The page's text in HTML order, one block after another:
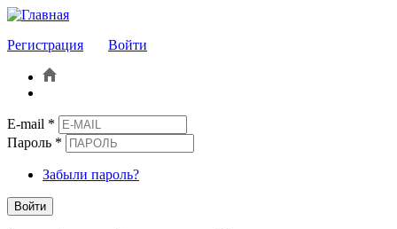
Регистрация Войти
E-mail *
Пароль *
Забыли пароль?
Войти